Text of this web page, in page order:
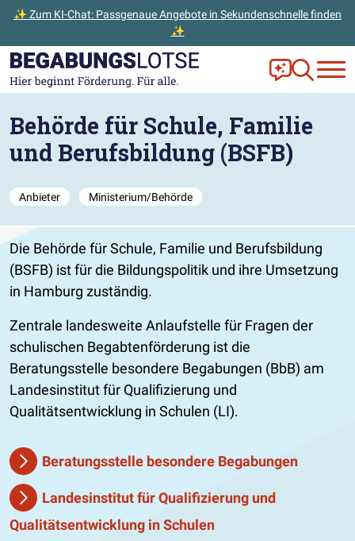
✨ Zum KI-Chat: Passgenaue Angebote in Sekundenschnelle finden
✨
Zum Hauptinhalt der Seite springen
Zur Startseite gehen Frag Ella!
Zur
Behörde für Schule, Familie
und Berufsbildung (BSFB)
Anbieter Ministerium/Behörde
Die Behörde für Schule, Familie und Berufsbildung
(BSFB) ist für die Bildungspolitik und ihre Umsetzung
in Hamburg zuständig.
Zentrale landesweite Anlaufstelle für Fragen der
schulischen Begabtenförderung ist die
Beratungsstelle besondere Begabungen (BbB) am
Landesinstitut für Qualifizierung und
Qualitätsentwicklung in Schulen (LI).
Beratungsstelle besondere Begabungen
Landesinstitut für Qualifizierung und
Qualitätsentwicklung in Schulen